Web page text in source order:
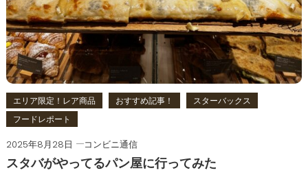
エリア限定！レア商品 おすすめ記事！
スターバックス
フードレポート
2025年8月28日
コンビニ通信
スタバがやってるパン屋に行ってみた